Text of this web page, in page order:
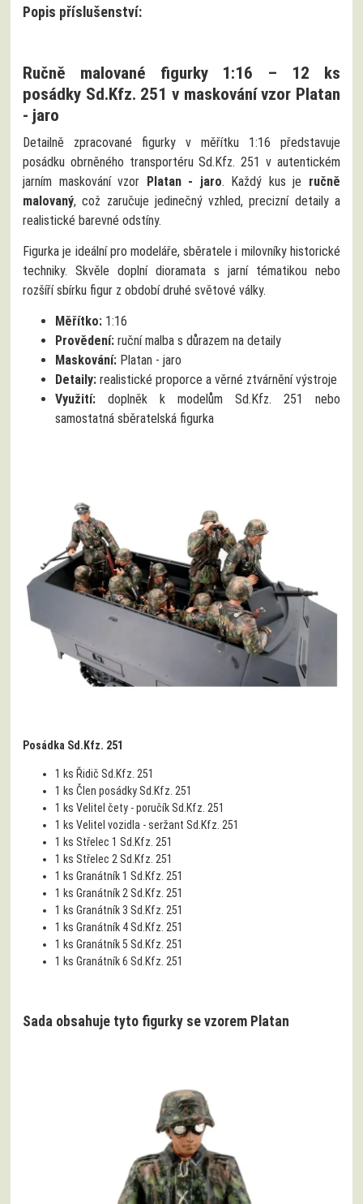
Popis příslušenství:
Ručně malované figurky 1:16 – 12 ks
posádky Sd.Kfz. 251 v maskování vzor Platan
- jaro
Detailně zpracované figurky v měřítku 1:16 představuje
posádku obrněného transportéru Sd.Kfz. 251 v autentickém
jarním maskování vzor Platan - jaro. Každý kus je ručně
malovaný, což zaručuje jedinečný vzhled, precizní detaily a
realistické barevné odstíny.
Figurka je ideální pro modeláře, sběratele i milovníky historické
techniky. Skvěle doplní dioramata s jarní tématikou nebo
rozšíří sbírku figur z období druhé světové války.
Měřítko: 1:16
Provědení: ruční malba s důrazem na detaily
Maskování: Platan - jaro
Detaily: realistické proporce a věrné ztvárnění výstroje
Využití: doplněk k modelům Sd.Kfz. 251 nebo
samostatná sběratelská figurka
Posádka Sd.Kfz. 251
1 ks Řidič Sd.Kfz. 251
1 ksČlen posádky Sd.Kfz. 251
1 ksVelitel čety - poručík Sd.Kfz. 251
1 ksVelitel vozidla - seržant Sd.Kfz. 251
1 ksStřelec 1 Sd.Kfz. 251
1 ksStřelec 2 Sd.Kfz. 251
1 ksGranátník 1 Sd.Kfz. 251
1 ksGranátník 2 Sd.Kfz. 251
1 ksGranátník 3 Sd.Kfz. 251
1 ksGranátník 4 Sd.Kfz. 251
1 ksGranátník 5 Sd.Kfz. 251
1 ksGranátník 6 Sd.Kfz. 251
Sada obsahuje tyto figurky se vzorem Platan